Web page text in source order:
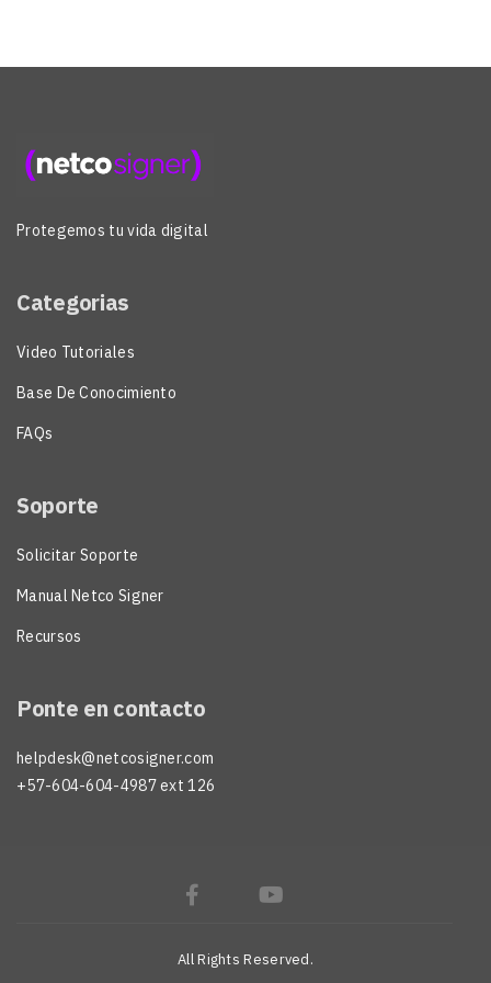
Protegemos tu vida digital
Categorias
Video Tutoriales
Base De Conocimiento
FAQs
Soporte
Solicitar Soporte
Manual Netco Signer
Recursos
Ponte en contacto
helpdesk@netcosigner.com
+57-604-604-4987 ext 126
All Rights Reserved.